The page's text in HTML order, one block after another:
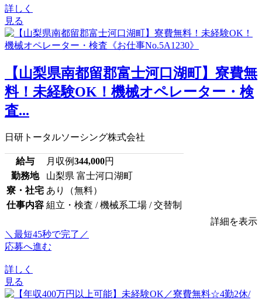
詳しく
見る
【山梨県南都留郡富士河口湖町】寮費無
料！未経験OK！機械オペレーター・検
査...
日研トータルソーシング株式会社
給与 月収例344,000円
勤務地
山梨県 富士河口湖町
寮・社宅 あり（無料）
仕事内容 組立・検査 / 機械系工場 / 交替制
詳細を表示
＼最短45秒で完了／
応募へ進む
詳しく
見る